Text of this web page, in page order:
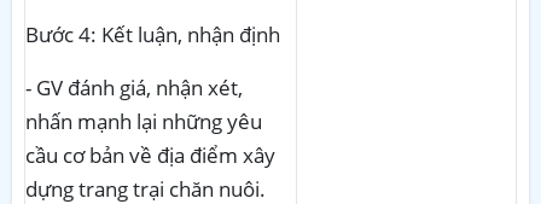
Bước 4: Kết luận, nhận định
- GV đánh giá, nhận xét,
nhấn mạnh lại những yêu
cầu cơ bản về địa điểm xây
dựng trang trại chăn nuôi.